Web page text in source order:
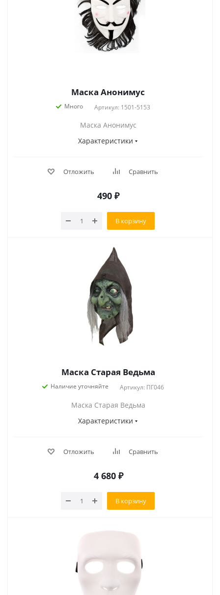
Маска Анонимус
Много Артикул: 1501-5153
Маска Анонимус
Характеристики
Отложить Сравнить
490 ₽
В корзину
Маска Старая Ведьма
Наличие уточняйте Артикул: ПГ046
Маска Старая Ведьма
Характеристики
Отложить Сравнить
4 680₽
В корзину